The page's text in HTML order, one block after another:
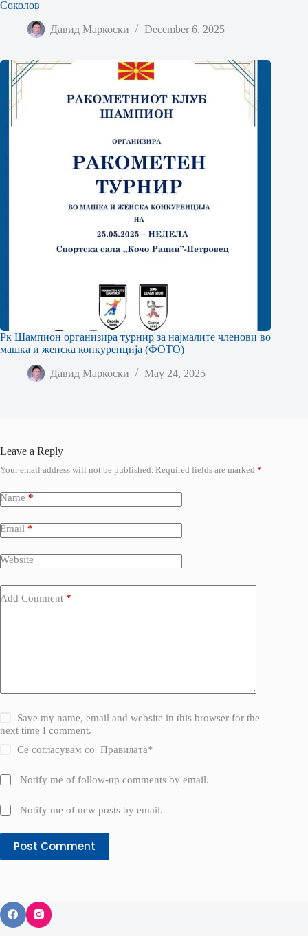
Соколов
Давид Маркоски December 6, 2025
Рк Шампион организира турнир за најмалите членови во
машка и женска конкуренција (ФОТО)
Давид Маркоски May 24, 2025
Leave a Reply
Your email address will not be published. Required fields are marked *
Name *
Email *
Website
Add Comment *
Save my name, email and website in this browser for the
next time I comment.
Се согласувам соПравилата*
Notify me of follow-up comments by email.
Notify me of new posts by email.
Post Comment